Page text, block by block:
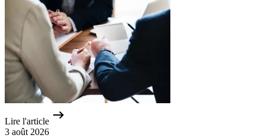
Lire l'article
3 août 2026